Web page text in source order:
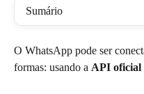
Sumário
O WhatsApp pode ser
formas: usando a API oficial